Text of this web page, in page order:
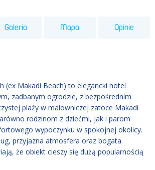
Galeria Mapa Opinie
(ex Makadi Beach) to elegancki hotel
zadbanym ogrodzie, z bezpośrednim
plaży w malowniczej zatoce Makadi
rodzinom z dziećmi, jak i parom
wypoczynku w spokojnej okolicy.
przyjazna atmosfera oraz bogata
że obiekt cieszy się dużą popularnością